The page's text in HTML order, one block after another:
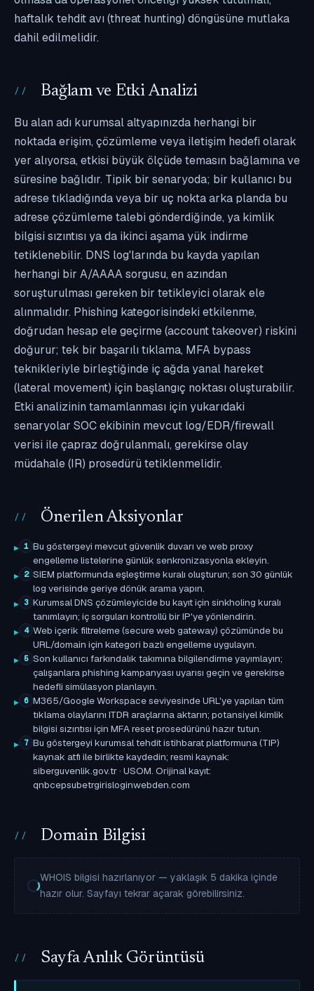
haftalık tehdit avı (threat hunting) döngüsüne mutlaka
dahil edilmelidir.
Bağlam ve Etki Analizi
Bu alan adı kurumsal altyapınızda herhangi bir
noktada erişim, çözümleme veya iletişim hedefi olarak
yer alıyorsa, etkisi büyük ölçüde temasın bağlamına ve
süresine bağlıdır. Tipik bir senaryoda; bir kullanıcı bu
adrese tıkladığında veya bir uç nokta arka planda bu
adrese çözümleme talebi gönderdiğinde, ya kimlik
bilgisi sızıntısı ya da ikinci aşama yük indirme
tetiklenebilir. DNS log'larında bu kayda yapılan
herhangi bir A/AAAA sorgusu, en azından
soruşturulması gereken bir tetikleyici olarak ele
alınmalıdır. Phishing kategorisindeki etkilenme,
doğrudan hesap ele geçirme (account takeover) riskini
doğurur; tek bir başarılı tıklama, MFA bypass
teknikleriyle birleştiğinde iç ağda yanal hareket
(lateral movement) için başlangıç noktası oluşturabilir.
Etki analizinin tamamlanması için yukarıdaki
senaryolar SOC ekibinin mevcut log/EDR/firewall
verisi ile çapraz doğrulanmalı, gerekirse olay
müdahale (IR) prosedürü tetiklenmelidir.
Önerilen Aksiyonlar
1 Bu göstergeyi mevcut güvenlik duvarı ve web proxy
engelleme listelerine günlük senkronizasyonla ekleyin.
2 SIEM platformunda eşleştirme kuralı oluşturun; son 30 günlük
log verisinde geriye dönük arama yapın.
3 Kurumsal DNS çözümleyicide bu kayıt için sinkholing kuralı
tanımlayın; iç sorguları kontrollü bir IP'ye yönlendirin.
4 Web içerik filtreleme (secure web gateway) çözümünde bu
URL/domain için kategori bazlı engelleme uygulayın.
5 Son kullanıcı farkındalık takımına bilgilendirme yayımlayın;
çalışanlara phishing kampanyası uyarısı geçin ve gerekirse
hedefli simülasyon planlayın.
6 M365/Google Workspace seviyesinde URL'ye yapılan tüm
tıklama olaylarını ITDR araçlarına aktarın; potansiyel kimlik
bilgisi sızıntısı için MFA reset prosedürünü hazır tutun.
7 Bu göstergeyi kurumsal tehdit istihbarat platformuna (TIP)
kaynak atfı ile birlikte kaydedin; resmi kaynak:
siberguvenlik.gov.tr · USOM. Orijinal kayıt:
qnbcepsubetrgirisloginwebden.com
Domain Bilgisi
WHOIS bilgisi hazırlanıyor — yaklaşık 5 dakika içinde
hazır olur. Sayfayı tekrar açarak görebilirsiniz.
Sayfa Anlık Görüntüsü